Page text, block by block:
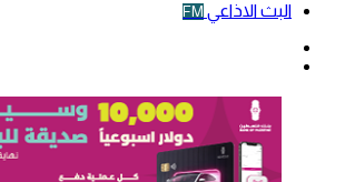
البث الاذاعي FM